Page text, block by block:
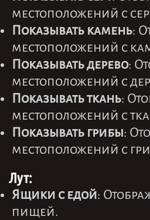
местоположений с
Показывать камень:
местоположений с
Показывать дерево:
местоположений с
Показывать ткань:
местоположений с
Показывать грибы:
местоположений с
Лут:
Ящики с едой:
пищей.